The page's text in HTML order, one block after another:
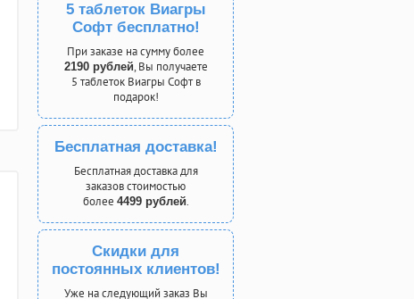
5 таблеток Виагры
Софт бесплатно!
При заказе на сумму более
2190 рублей, Вы получаете
5 таблеток Виагры Софт в
подарок!
Бесплатная доставка!
Бесплатная доставка для
заказов стоимостью
более 4499 рублей.
Скидки для
постоянных клиентов!
Уже на следующий заказ Вы